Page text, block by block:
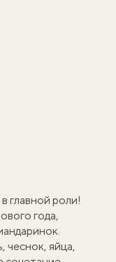
главной роли!
года,
.
чеснок, яйца,